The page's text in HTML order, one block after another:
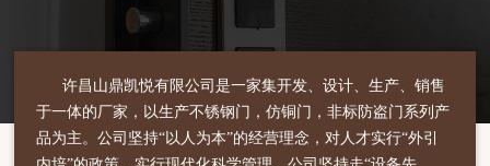
许昌山鼎凯悦有限公司是一家集开发、设计、生产、销售
于一体的厂家，以生产不锈钢门，仿铜门，非标防盗门系列产
品为主。公司坚持“以人为本”的经营理念，对人才实行“外引